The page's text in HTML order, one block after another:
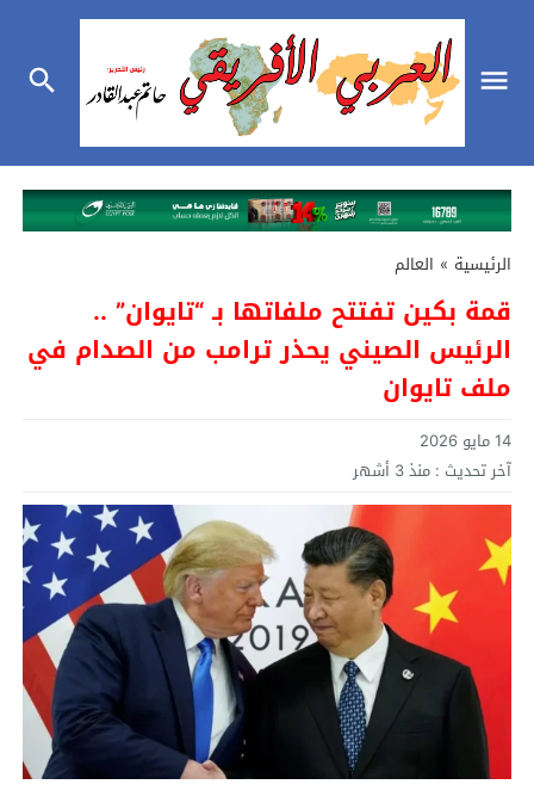
الرئيسية » العالم
قمة بكين تفتتح ملفاتها بـ “تايوان” ..
الرئيس الصيني يحذر ترامب من الصدام في
ملف تايوان
14 مايو 2026
آخر تحديث : منذ 3 أشهر